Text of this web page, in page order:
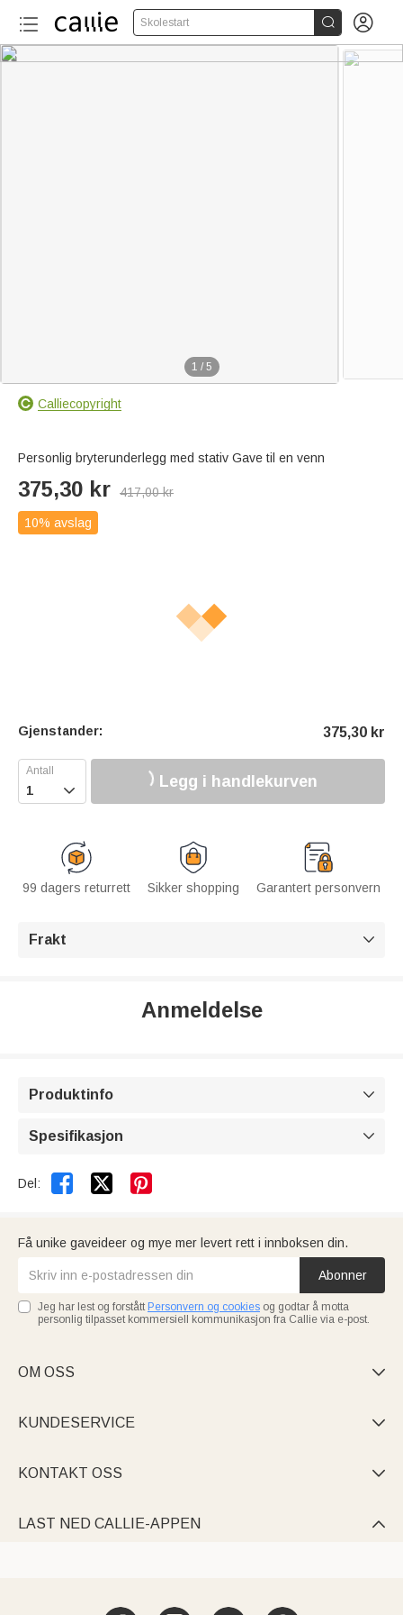
Skolestart  
1 / 5
Calliecopyright
Personlig bryterunderlegg med stativ Gave til en venn
375,30 kr 417,00kr
10% avslag
Gjenstander: 375,30 kr
 Legg i handlekurven
99 dagers returrett Sikker shopping Garantert personvern
Frakt 
Anmeldelse
Produktinfo 
Spesifikasjon 
Del:  
Få unike gaveideer og mye mer levert rett i innboksen din.
Abonner
Jeg har lest og forstått Personvern og cookies og godtar å motta
personlig tilpasset kommersiell kommunikasjon fra Callie via e-post.
OM OSS 
KUNDESERVICE 
KONTAKT OSS 
LAST NED CALLIE-APPEN 